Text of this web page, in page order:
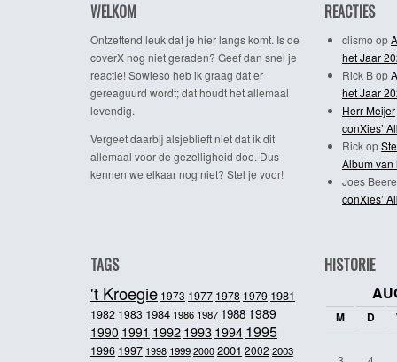
WELKOM
Ontzettend leuk dat je hier langs komt. Is de
coverX nog niet geraden? Geef dan snel je
reactie! Sowieso heb ik graag dat er
gereaguurd wordt; dat houdt het allemaal
levendig.
Vergeet daarbij alsjeblieft niet dat ik dit
allemaal voor de gezelligheid doe. Dus
kennen we elkaar nog niet? Stel je voor!
REACTIES
clismo op
het Jaar
Rick Bop
het Jaar
Herr Meijer
conXies’
Rickop
Album van
Joes
conXies’
TAGS
't Kroegie 1973 1977 1978 1979 1981
1982 1983 1984 1986 1987 1988 1989
1990 1991 19921993 1994 1995
1996 1997 1998 1999 2000 2001 2002 2003
HISTORIE
M D